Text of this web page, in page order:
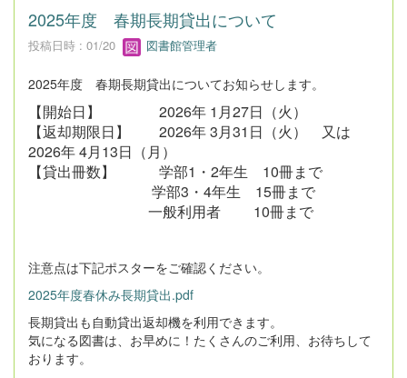
2025年度 春期長期貸出について
投稿日時 : 01/20 図書館管理者
2025年度 春期長期貸出についてお知らせします。
【開始日】 2026年 1月27日（火）
【返却期限日】 2026年 3月31日（火） 又は
2026年 4月13日（月）
【貸出冊数】 学部1・2年生 10冊まで
学部3・4年生 15冊まで
一般利用者 10冊まで
注意点は下記ポスターをご確認ください。
2025年度春休み長期貸出.pdf
長期貸出も自動貸出返却機を利用できます。
気になる図書は、お早めに！たくさんのご利用、お待ちして
おります。